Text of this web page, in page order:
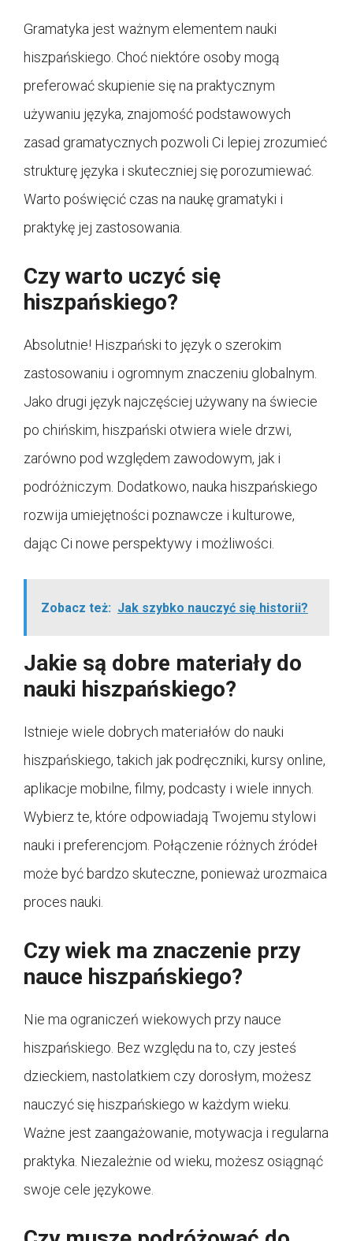
Gramatyka jest ważnym elementem nauki
hiszpańskiego. Choć niektóre osoby mogą
preferować skupienie się na praktycznym
używaniu języka, znajomość podstawowych
zasad gramatycznych pozwoli Ci lepiej zrozumieć
strukturę języka i skuteczniej się porozumiewać.
Warto poświęcić czas na naukę gramatyki i
praktykę jej zastosowania.
Czy warto uczyć się
hiszpańskiego?
Absolutnie! Hiszpański to język o szerokim
zastosowaniu i ogromnym znaczeniu globalnym.
Jako drugi język najczęściej używany na świecie
po chińskim, hiszpański otwiera wiele drzwi,
zarówno pod względem zawodowym, jak i
podróżniczym. Dodatkowo, nauka hiszpańskiego
rozwija umiejętności poznawcze i kulturowe,
dając Ci nowe perspektywy i możliwości.
Zobacz też: Jak szybko nauczyć się historii?
Jakie są dobre materiały do
nauki hiszpańskiego?
Istnieje wiele dobrych materiałów do nauki
hiszpańskiego, takich jak podręczniki, kursy online,
aplikacje mobilne, filmy, podcasty i wiele innych.
Wybierz te, które odpowiadają Twojemu stylowi
nauki i preferencjom. Połączenie różnych źródeł
może być bardzo skuteczne, ponieważ urozmaica
proces nauki.
Czy wiek ma znaczenie przy
nauce hiszpańskiego?
Nie ma ograniczeń wiekowych przy nauce
hiszpańskiego. Bez względu na to, czy jesteś
dzieckiem, nastolatkiem czy dorosłym, możesz
nauczyć się hiszpańskiego w każdym wieku.
Ważne jest zaangażowanie, motywacja i regularna
praktyka. Niezależnie od wieku, możesz osiągnąć
swoje cele językowe.